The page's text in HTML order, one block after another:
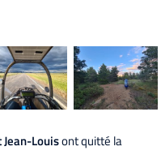
Louisont quitté la